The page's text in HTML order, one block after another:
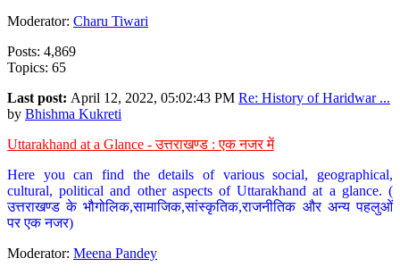
Moderator: Charu Tiwari
Posts: 4,869
Topics: 65
Last post: April 12, 2022, 05:02:43 PM Re: History of Haridwar ...
by Bhishma Kukreti
Uttarakhand at a Glance - उत्तराखण्ड : एक नजर में
Here you can find the details of various social, geographical,
cultural, political and other aspects of Uttarakhand at a glance. (
उत्तराखण्ड के भौगोलिक,सामाजिक,सांस्कृतिक,राजनीतिक और अन्य पहलुओं
पर एक नजर)
Moderator: Meena Pandey